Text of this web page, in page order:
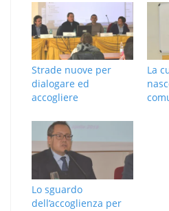
Strade nuove per
dialogare ed
accogliere
La
Lo sguardo
dell’accoglienza per